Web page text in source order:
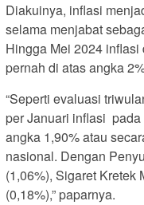
Diakuinya, inflasi
selama menjabat
Hingga Mei 2024
pernah di atas angka
“Seperti evaluasi
per Januari inflasi
angka 1,90% atau
nasional. Dengan
(1,06%), Sigaret Kretek
(0,18%),” paparnya.